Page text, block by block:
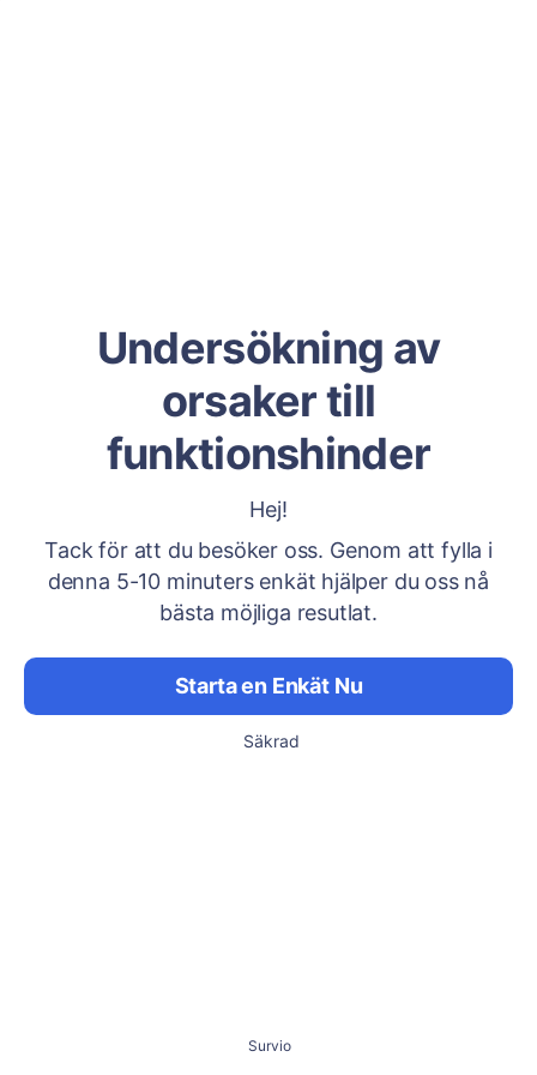
Undersökning av
orsaker till
funktionshinder
Hej!
Tack för att du besöker oss. Genom att fylla i
denna 5-10 minuters enkät hjälper du oss nå
bästa möjliga resutlat.
Starta en Enkät Nu
Säkrad
Survio